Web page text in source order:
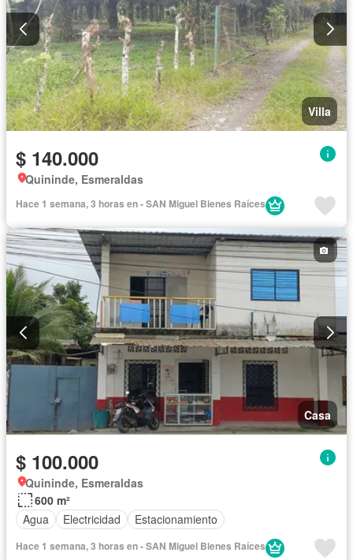
Villa
$ 140.000
Quininde, Esmeraldas
Hace 1 semana, 3 horas en - SAN Miguel Bienes Raíces
Casa
$ 100.000
Quininde, Esmeraldas
600 m²
Agua
Electricidad Estacionamiento
Hace 1 semana, 3 horas en - SAN Miguel Bienes Raíces